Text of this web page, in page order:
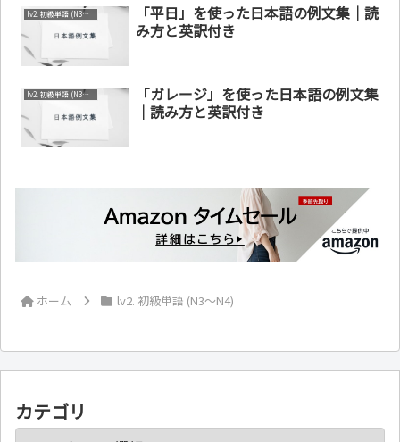
lv2. 初級単語 (N3～N4)
「平日」を使った日本語の例文集｜読
み方と英訳付き
lv2. 初級単語 (N3～N4)
「ガレージ」を使った日本語の例文集
｜読み方と英訳付き
ホーム lv2. 初級単語 (N3～N4)
カテゴリ